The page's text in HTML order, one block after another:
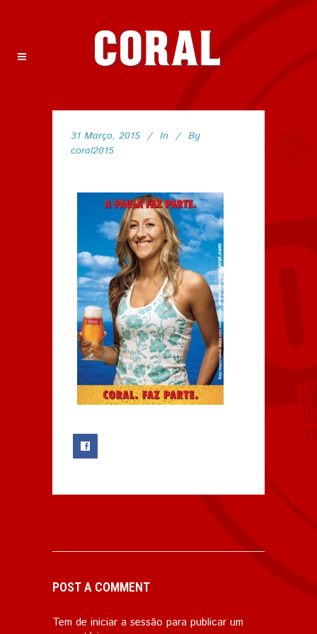
31 Março, 2015 In
By
coral2015
POST A COMMENT
Tem de iniciar a sessão para publicar um